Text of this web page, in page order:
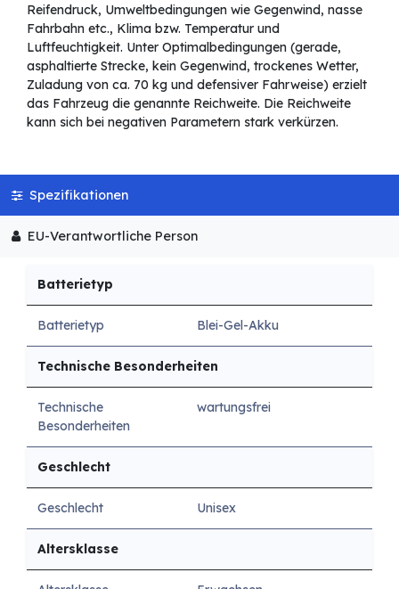
Reifendruck, Umweltbedingungen wie Gegenwind, nasse
Fahrbahn etc., Klima bzw. Temperatur und
Luftfeuchtigkeit. Unter Optimalbedingungen (gerade,
asphaltierte Strecke, kein Gegenwind, trockenes Wetter,
Zuladung von ca. 70 kg und defensiver Fahrweise) erzielt
das Fahrzeug die genannte Reichweite. Die Reichweite
kann sich bei negativen Parametern stark verkürzen.
Spezifikationen
EU-Verantwortliche Person
Batterietyp
Batterietyp Blei-Gel-Akku
Technische Besonderheiten
Technische
Besonderheiten
wartungsfrei
Geschlecht
Geschlecht Unisex
Altersklasse